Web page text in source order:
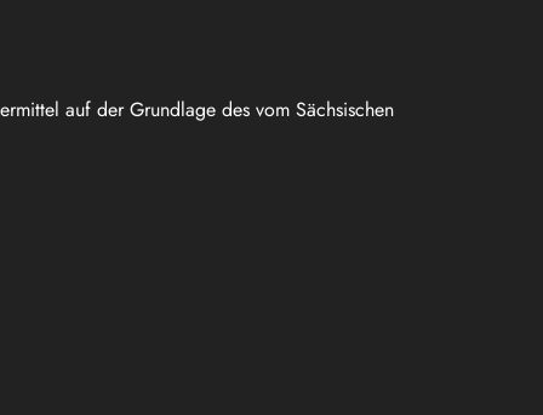
auf der Grundlage des vom Sächsischen